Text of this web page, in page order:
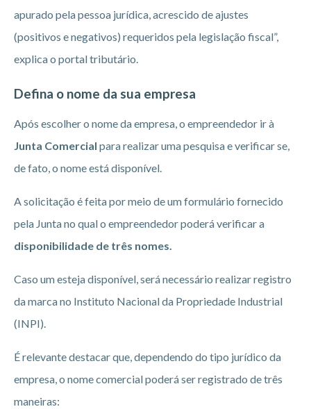
apurado pela pessoa jurídica, acrescido de ajustes
(positivos e negativos) requeridos pela legislação fiscal”,
explica o portal tributário.
Defina o nome da sua empresa
Após escolher o nome da empresa, o empreendedor ir à
Junta Comercial para realizar uma pesquisa e verificar se,
de fato, o nome está disponível.
A solicitação é feita por meio de um formulário fornecido
pela Junta no qual o empreendedor poderá verificar a
disponibilidade de três nomes.
Caso um esteja disponível, será necessário realizar registro
da marca no Instituto Nacional da Propriedade Industrial
(INPI).
É relevante destacar que, dependendo do tipo jurídico da
empresa, o nome comercial poderá ser registrado de três
maneiras: